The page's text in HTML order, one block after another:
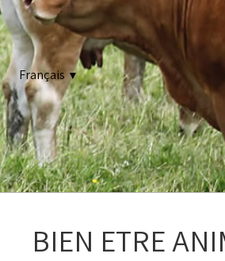
Français▼
BIEN ETRE